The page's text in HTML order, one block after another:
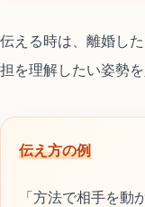
伝える時は、離婚し
担を理解したい姿勢を
伝え方の例
「方法で相手を動